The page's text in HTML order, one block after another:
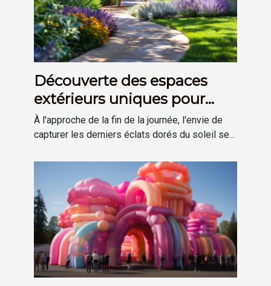
Découverte des espaces
extérieurs uniques pour
profiter des derniers rayons
du soleil
À l'approche de la fin de la journée, l'envie de
capturer les derniers éclats dorés du soleil se...